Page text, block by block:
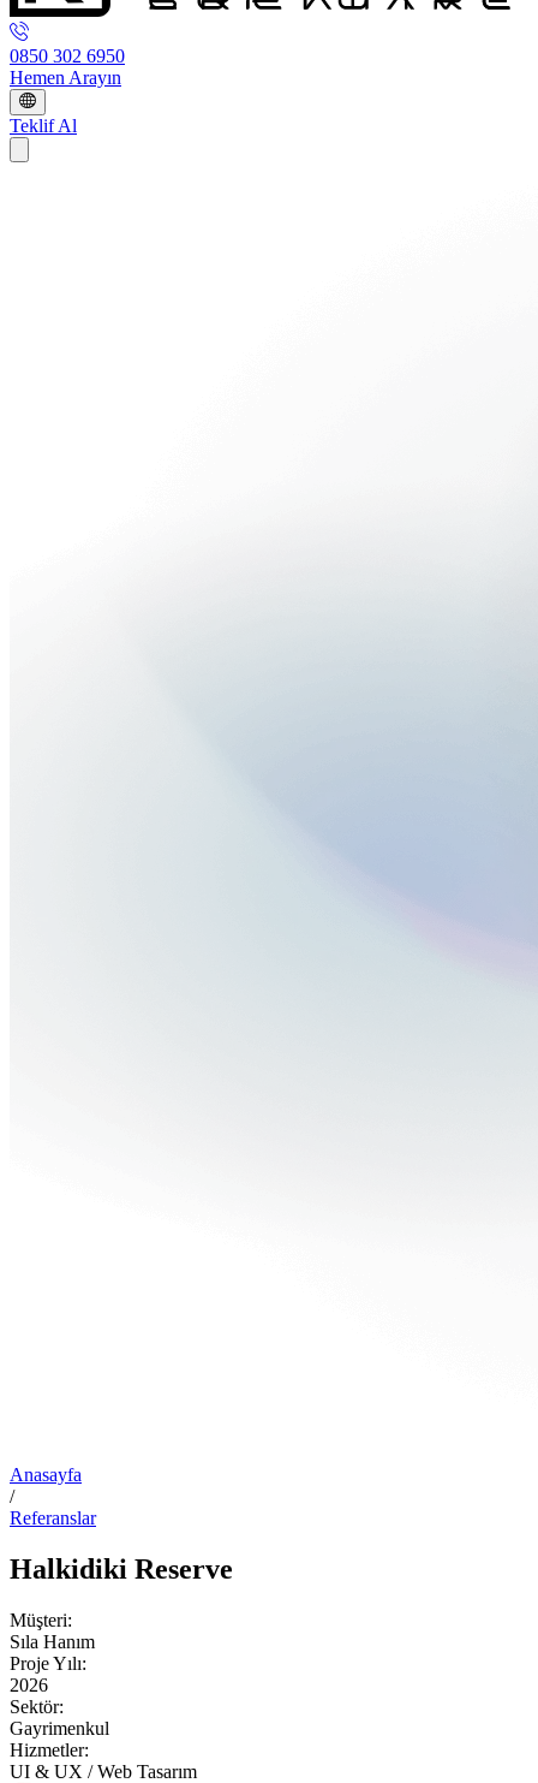
0850 302 6950
Hemen Arayın
Teklif Al
Anasayfa
/
Referanslar
Halkidiki Reserve
Müşteri:
Sıla Hanım
Proje Yılı:
2026
Sektör:
Gayrimenkul
Hizmetler:
UI & UX / Web Tasarım